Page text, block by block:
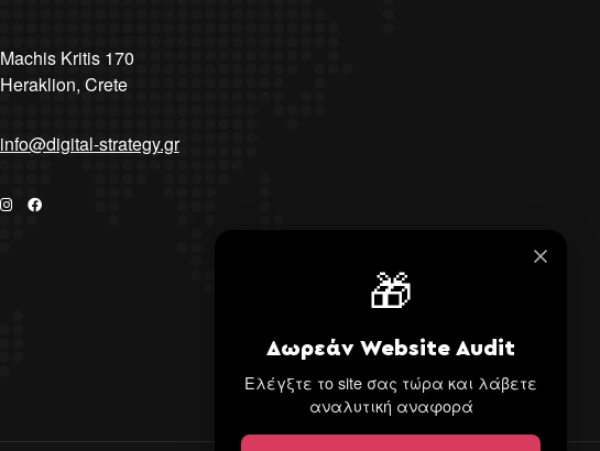
Machis Kritis 170
Heraklion, Crete
info@digital-strategy.gr
🎁
Δωρεάν Website Audit
Ελέγξτε το site σας τώρα και λάβετε
αναλυτική αναφορά